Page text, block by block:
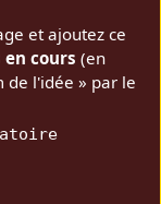
et ajoutez ce
en cours (en
de l'idée » par le